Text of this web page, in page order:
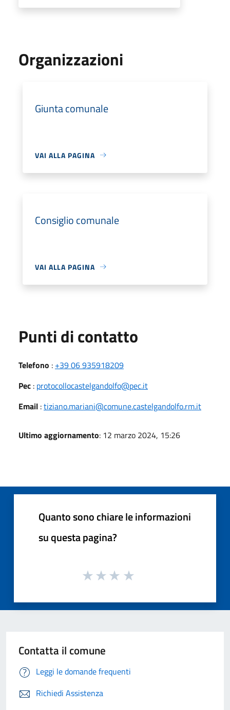
Organizzazioni
Giunta comunale
VAI ALLA PAGINA
Consiglio comunale
VAI ALLA PAGINA
Punti di contatto
Telefono : +39 06 935918209
Pec : protocollocastelgandolfo@pec.it
Email :tiziano.mariani@comune.castelgandolfo.rm.it
Ultimo aggiornamento: 12 marzo 2024, 15:26
Quanto sono chiare le informazioni
su questa pagina?
Contatta il comune
Leggi le domande frequenti
Richiedi Assistenza